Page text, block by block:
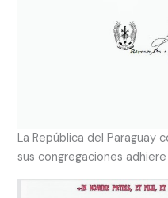
La República del Paraguay
sus congregaciones adhiere